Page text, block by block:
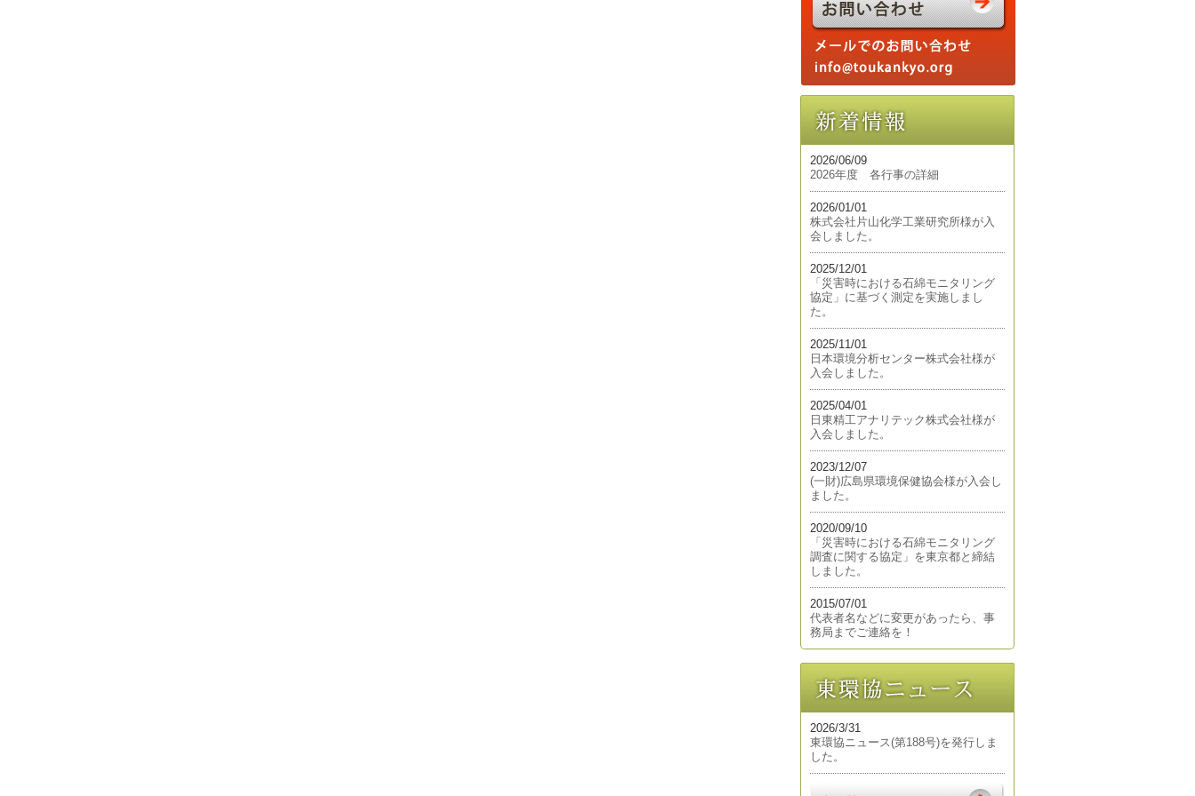
2026/06/09
2026年度 各行事の詳細
2026/01/01
株式会社片山化学工業研究所様が入
会しました。
2025/12/01
「災害時における石綿モニタリング
協定」に基づく測定を実施しまし
た。
2025/11/01
日本環境分析センター株式会社様が
入会しました。
2025/04/01
日東精工アナリテック株式会社様が
入会しました。
2023/12/07
(一財)広島県環境保健協会様が入会し
ました。
2020/09/10
「災害時における石綿モニタリング
調査に関する協定」を東京都と締結
しました。
2015/07/01
代表者名などに変更があったら、事
務局までご連絡を！
2026/3/31
東環協ニュース(第188号)を発行しま
した。